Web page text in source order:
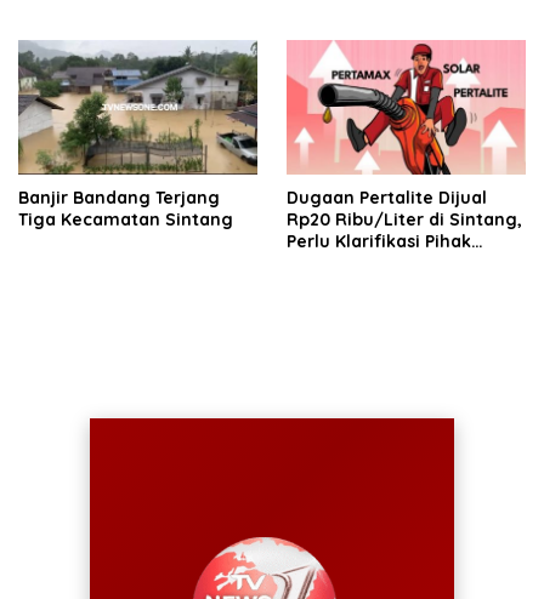
Banjir Bandang Terjang
Tiga Kecamatan Sintang
Dugaan Pertalite Dijual
Rp20 Ribu/Liter di Sintang,
Perlu Klarifikasi Pihak